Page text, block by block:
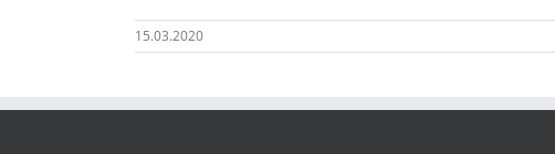
15.03.2020